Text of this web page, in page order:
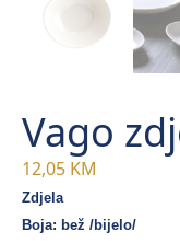
Vago
12,05 KM
Zdjela
Boja: bež /bijelo/